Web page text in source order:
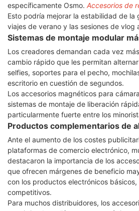
específicamente Osmo. Accesorios de
Esto podría mejorar la estabilidad de la
viajes de verano y las sesiones de vlog
Sistemas de montaje modular
Los creadores demandan cada vez
cambio rápido que les permitan
selfies, soportes para el pecho,
escritorio en cuestión de segundos.
Los accesorios magnéticos para
sistemas de montaje de liberación
particularmente fuerte entre los
Productos complementarios de
Ante el aumento de los costes
plataformas de comercio electrónico,
destacaron la importancia de los
que ofrecen márgenes de beneficio
con los productos electrónicos
competitivos.
Para muchos distribuidores, los